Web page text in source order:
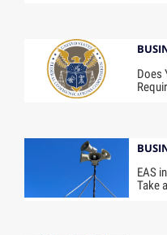
Does
EAS
Take